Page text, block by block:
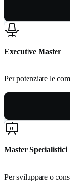
Executive Master
Per potenziare le
Master Specialistici
Per sviluppare o